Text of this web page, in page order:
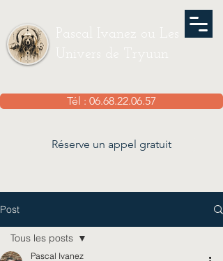
Pascal Ivanez ou Les
Univers de Tryuun
Tél : 06.68.22.06.57
Réserve un appel gratuit
Post
Tous les posts
Pascal Ivanez